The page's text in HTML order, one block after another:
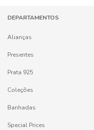
DEPARTAMENTOS
Alianças
Presentes
Prata 925
Coleções
Banhadas
Special Prices